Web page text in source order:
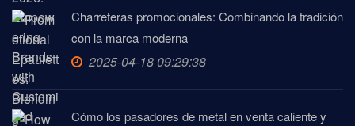
Charreteras promocionales: Combinando la tradición
con la marca moderna
2025-04-18 09:29:38
Cómo los pasadores de metal en venta caliente y